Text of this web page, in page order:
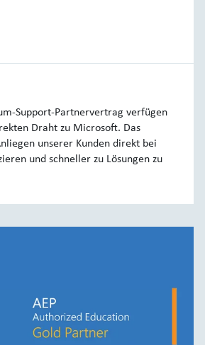
Support-Partnervertrag verfügen
Draht zu Microsoft. Das
unserer Kunden direkt bei
und schneller zu Lösungen zu